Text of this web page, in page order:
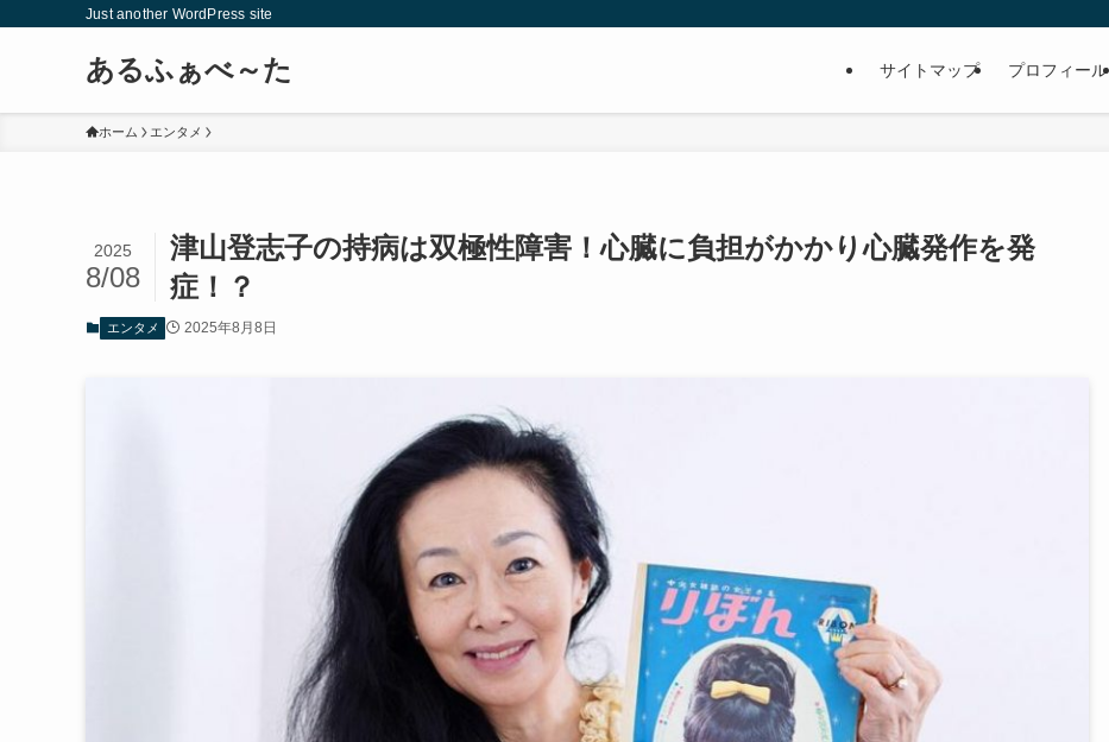
Just another WordPress site
あるふぁべ～た サイトマップ プロフィール
ホーム エンタメ
津山登志子の持病は双極性障害！心臓に負担がかかり心臓発作を発
症！？
2025
8/08
エンタメ 2025年8月8日